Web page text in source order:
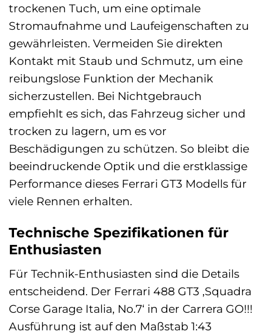
trockenen Tuch, um eine optimale
Stromaufnahme und Laufeigenschaften zu
gewährleisten. Vermeiden Sie direkten
Kontakt mit Staub und Schmutz, um eine
reibungslose Funktion der Mechanik
sicherzustellen. Bei Nichtgebrauch
empfiehlt es sich, das Fahrzeug sicher und
trocken zu lagern, um es vor
Beschädigungen zu schützen. So bleibt die
beeindruckende Optik und die erstklassige
Performance dieses Ferrari GT3 Modells für
viele Rennen erhalten.
Technische Spezifikationen für
Enthusiasten
Für Technik-Enthusiasten sind die Details
entscheidend. Der Ferrari 488 GT3 ‚Squadra
Corse Garage Italia, No.7‘ in der Carrera GO!!!
Ausführung ist auf den Maßstab 1:43